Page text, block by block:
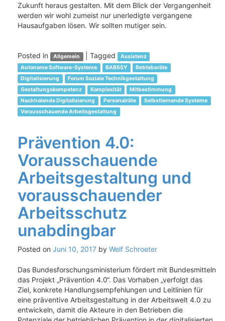
Zukunft heraus gestalten. Mit dem Blick der Vergangenheit
werden wir wohl zumeist nur unerledigte vergangene
Hausaufgaben lösen. Wir sollten mutiger sein.
Posted in Allgemein Tagged
Assistenz
Autonome Software-Systeme
BABSSY
Betriebsräte
Digitalisierung
Forum Soziale Technikgestaltung
Gestaltungskompetenz
Komplexität
Mitbestimmung
Nachholende Digitalisierung
Personalräte
Selbstlernende Systeme
Vorausschauende Arbeitsgestaltung
Prävention 4.0:
Vorausschauende
Arbeitsgestaltung und
vorausschauender
Arbeitsschutz
unabdingbar
Posted on Juni 10, 2017 by Welf Schroeter
Das Bundesforschungsministerium fördert mit Bundesmitteln
das Projekt „Prävention 4.0“. Das Vorhaben „verfolgt das
Ziel, konkrete Handlungsempfehlungen und Leitlinien für
eine präventive Arbeitsgestaltung in der Arbeitswelt 4.0 zu
entwickeln, damit die Akteure in den Betrieben die